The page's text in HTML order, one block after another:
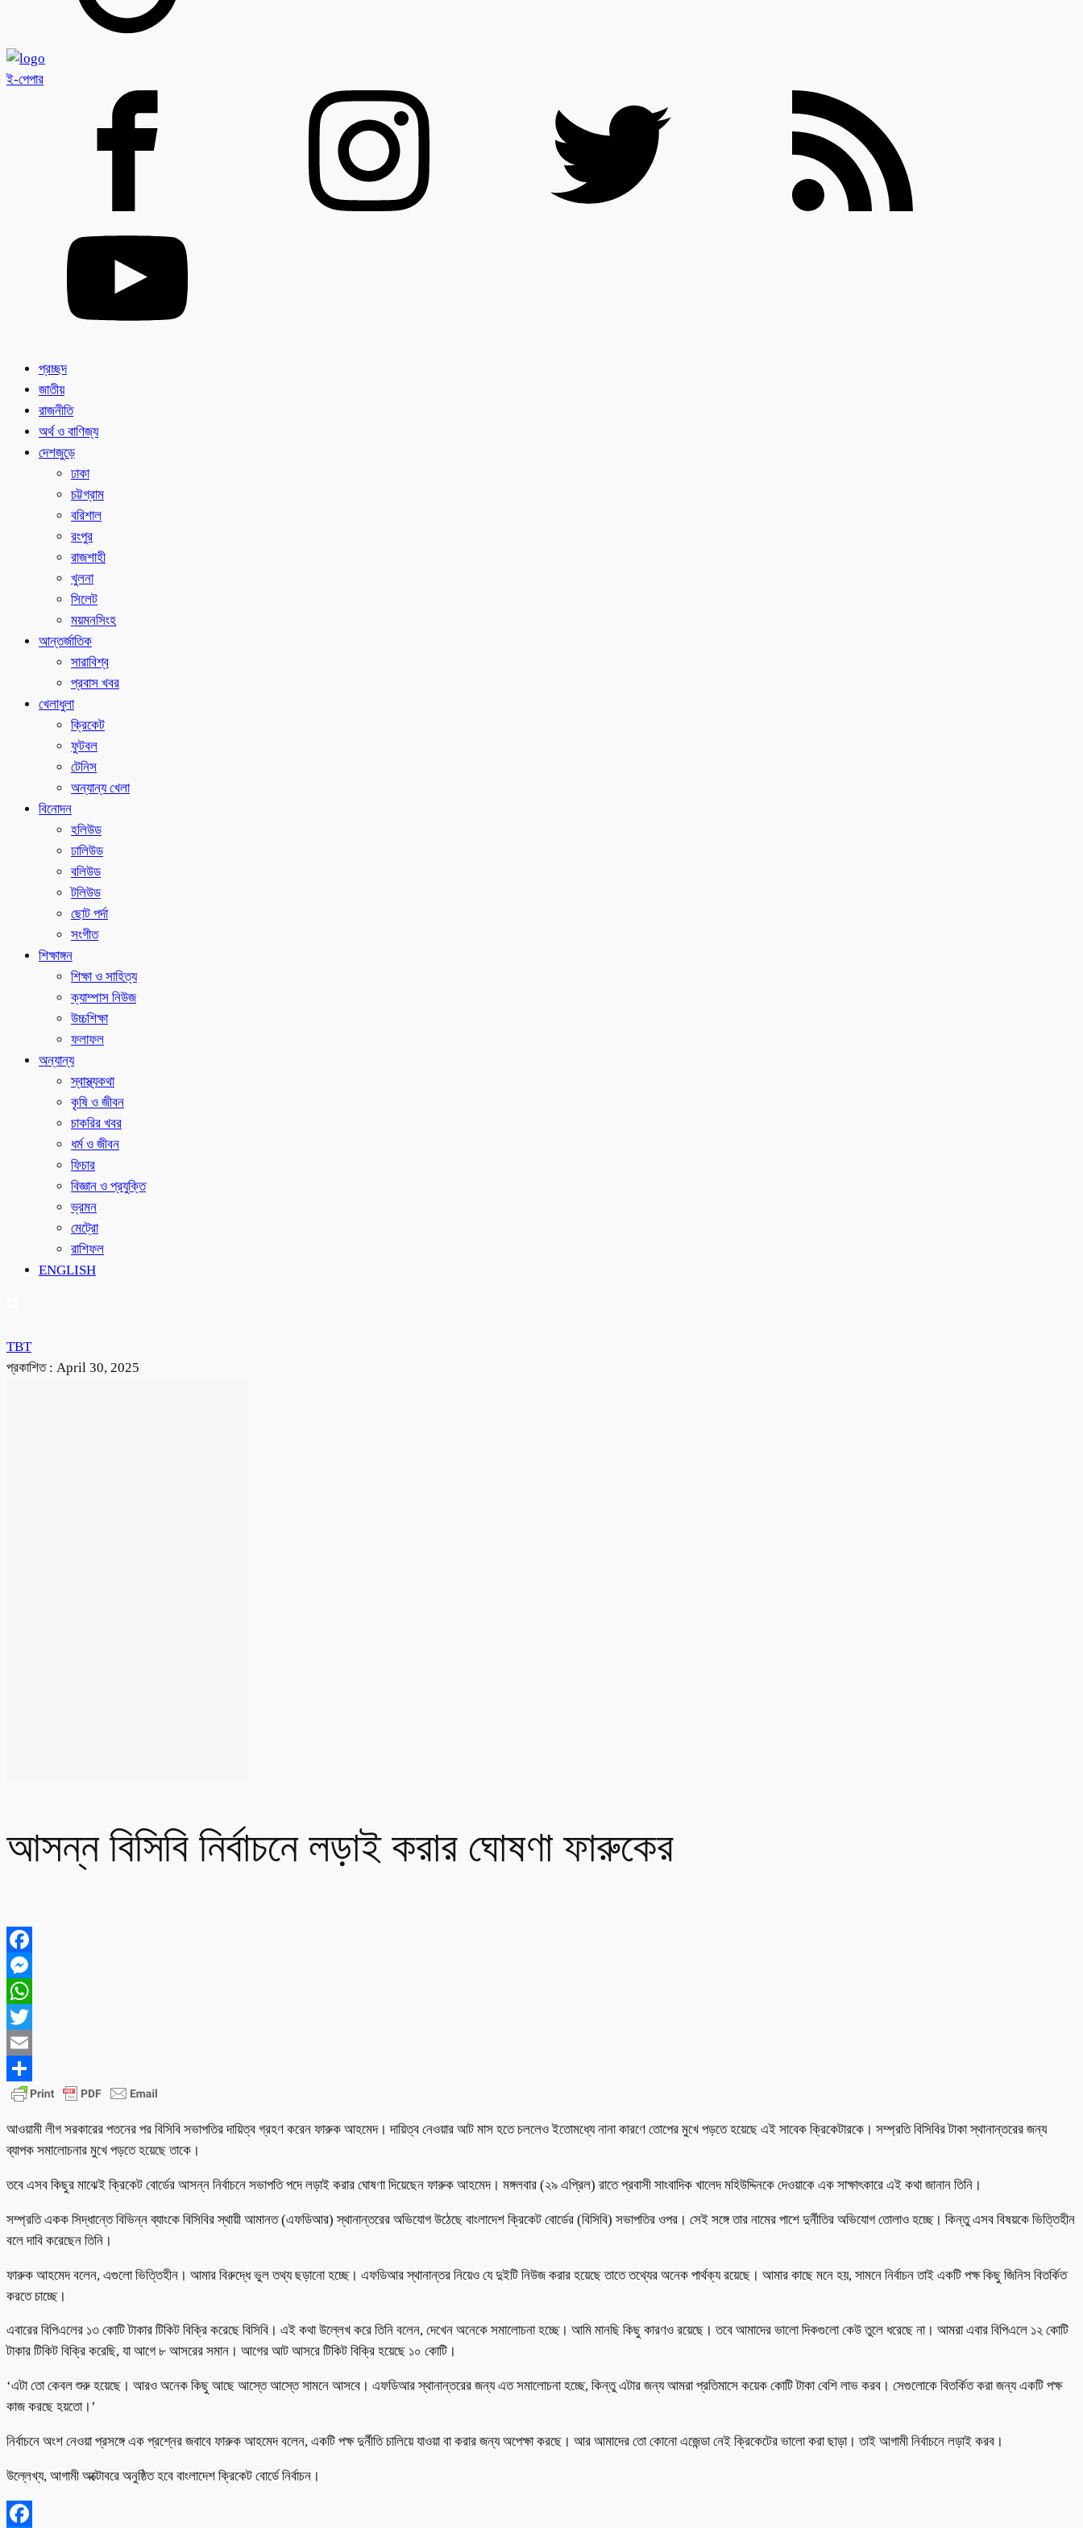
ই-পেপার
প্রচ্ছদ
জাতীয়
রাজনীতি
অর্থ ও বাণিজ্য
দেশজুড়ে
ঢাকা
চট্টগ্রাম
বরিশাল
রংপুর
রাজশাহী
খুলনা
সিলেট
ময়মনসিংহ
আন্তর্জাতিক
সারাবিশ্ব
প্রবাস খবর
খেলাধুলা
ক্রিকেট
ফুটবল
টেনিস
অন্যান্য খেলা
বিনোদন
হলিউড
ঢালিউড
বলিউড
টলিউড
ছোট পর্দা
সংগীত
শিক্ষাঙ্গন
শিক্ষা ও সাহিত্য
ক্যাম্পাস নিউজ
উচ্চশিক্ষা
ফলাফল
অন্যান্য
স্বাস্থ্যকথা
কৃষি ও জীবন
চাকরির খবর
ধর্ম ও জীবন
ফিচার
বিজ্ঞান ও প্রযুক্তি
ভ্রমন
মেট্রো
রাশিফল
ENGLISH
TBT
প্রকাশিত : April 30, 2025
আসন্ন বিসিবি নির্বাচনে লড়াই করার ঘোষণা ফারুকের
Facebook
Messenger
WhatsApp
Twitter
Email
Share
আওয়ামী লীগ সরকারের পতনের পর বিসিবি সভাপতির দায়িত্ব গ্রহণ করেন ফারুক আহমেদ। দায়িত্ব নেওয়ার আট মাস হতে চললেও ইতোমধ্যে নানা কারণে তোপের মুখে পড়তে হয়েছে এই সাবেক ক্রিকেটারকে। সম্প্রতি বিসিবির টাকা স্থানান্তরের জন্য
ব্যাপক সমালোচনার মুখে পড়তে হয়েছে তাকে।
তবে এসব কিছুর মাঝেই ক্রিকেট বোর্ডের আসন্ন নির্বাচনে সভাপতি পদে লড়াই করার ঘোষণা দিয়েছেন ফারুক আহমেদ। মঙ্গলবার (২৯ এপ্রিল) রাতে প্রবাসী সাংবাদিক খালেদ মহিউদ্দিনকে দেওয়াকে এক সাক্ষাৎকারে এই কথা জানান তিনি।
সম্প্রতি একক সিদ্ধান্তে বিভিন্ন ব্যাংকে বিসিবির স্থায়ী আমানত (এফডিআর) স্থানান্তরের অভিযোগ উঠেছে বাংলাদেশ ক্রিকেট বোর্ডের (বিসিবি) সভাপতির ওপর। সেই সঙ্গে তার নামের পাশে দুর্নীতির অভিযোগ তোলাও হচ্ছে। কিন্তু এসব বিষয়কে ভিত্তিহীন
বলে দাবি করেছেন তিনি।
ফারুক আহমেদ বলেন, এগুলো ভিত্তিহীন। আমার বিরুদ্ধে ভুল তথ্য ছড়ানো হচ্ছে। এফডিআর স্থানান্তর নিয়েও যে দুইটি নিউজ করার হয়েছে তাতে তথ্যের অনেক পার্থক্য রয়েছে। আমার কাছে মনে হয়, সামনে নির্বাচন তাই একটি পক্ষ কিছু জিনিস বিতর্কিত
করতে চাচ্ছে।
এবারের বিপিএলের ১৩ কোটি টাকার টিকিট বিক্রি করেছে বিসিবি। এই কথা উল্লেখ করে তিনি বলেন, দেখেন অনেকে সমালোচনা হচ্ছে। আমি মানছি কিছু কারণও রয়েছে। তবে আমাদের ভালো দিকগুলো কেউ তুলে ধরেছে না। আমরা এবার বিপিএলে ১২ কোটি
টাকার টিকিট বিক্রি করেছি, যা আগে ৮ আসরের সমান। আগের আট আসরে টিকিট বিক্রি হয়েছে ১০ কোটি।
‘এটা তো কেবল শুরু হয়েছে। আরও অনেক কিছু আছে আস্তে আস্তে সামনে আসবে। এফডিআর স্থানান্তরের জন্য এত সমালোচনা হচ্ছে, কিন্তু এটার জন্য আমরা প্রতিমাসে কয়েক কোটি টাকা বেশি লাভ করব। সেগুলোকে বিতর্কিত করা জন্য একটি পক্ষ
কাজ করছে হয়তো।’
নির্বাচনে অংশ নেওয়া প্রসঙ্গে এক প্রশ্নের জবাবে ফারুক আহমেদ বলেন, একটি পক্ষ দুর্নীতি চালিয়ে যাওয়া বা করার জন্য অপেক্ষা করছে। আর আমাদের তো কোনো এজেন্ডা নেই ক্রিকেটের ভালো করা ছাড়া। তাই আগামী নির্বাচনে লড়াই করব।
উল্লেখ্য, আগামী অক্টোবরে অনুষ্ঠিত হবে বাংলাদেশ ক্রিকেট বোর্ডে নির্বাচন।